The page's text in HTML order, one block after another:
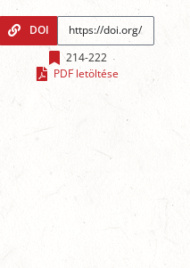
DOI
214-222
PDF letöltése